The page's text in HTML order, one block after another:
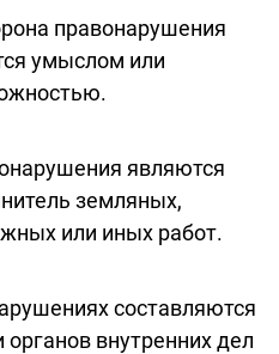
правонарушения
умыслом или
являются
земляных,
или иных работ.
составляются
внутренних дел